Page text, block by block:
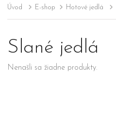
Úvod E-shop Hotové jedlá
Slané jedlá
Nenašli sa žiadne produkty.